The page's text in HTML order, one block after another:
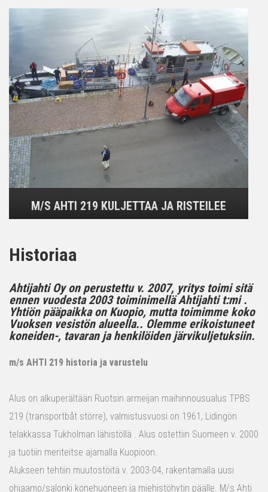
M/S AHTI 219 KULJETTAA JA RISTEILEE
Historiaa
Ahtijahti Oy on perustettu v. 2007, yritys toimi sitä
ennen vuodesta 2003 toiminimellä Ahtijahti t:mi .
Yhtiön pääpaikka on Kuopio, mutta toimimme koko
Vuoksen vesistön alueella.. Olemme erikoistuneet
koneiden-, tavaran ja henkilöiden järvikuljetuksiin.
m/s AHTI 219 historia ja varustelu
Alus on alkuperältään Ruotsin armeijan maihinnousualus TPBS
219 (transportbåt större), valmistusvuosi on 1961, Lidingön
telakkassa Tukholman lähistöllä . Alus ostettiin Suomeen v. 2000
ja tuotiin meriteitse ajamalla Kuopioon.
Alukseen tehtiin muutostöitä v. 2003-04, rakentamalla uusi
ohjaamo/salonki konehuoneen ja miehistöhytin päälle. M/s Ahti